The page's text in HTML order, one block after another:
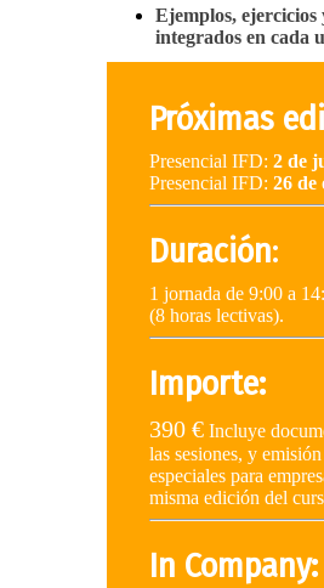
Ejemplos, ejercicios
integrados en cada
Próximas
Presencial IFD: 2 de
Presencial IFD: 26 de
Duración:
1 jornada de 9:00 a
(8 horas lectivas).
Importe:
390 €Incluye
las sesiones, y
especiales para
misma edición del
In Company: